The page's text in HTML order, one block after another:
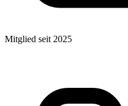
Mitglied seit 2025